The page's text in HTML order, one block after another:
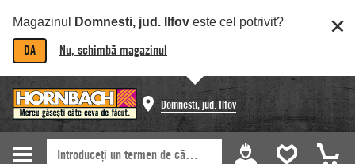
Magazinul Domnesti, jud. Ilfov este cel potrivit?
DA Nu, schimbă magazinul
Domnesti, jud. Ilfov